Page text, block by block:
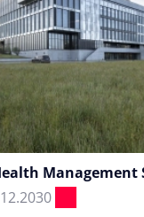
Management